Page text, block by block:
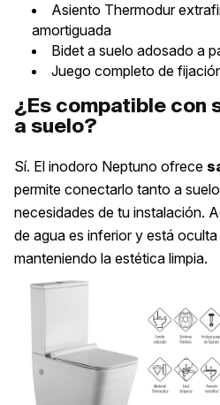
Asiento Thermodur
amortiguada
Bidet a suelo adosado a
Juego completo de
¿Es compatible con
a suelo?
Sí. El inodoro Neptuno ofrece
permite conectarlo tanto a
necesidades de tu instalación.
de agua es inferior y está
manteniendo la estética limpia.